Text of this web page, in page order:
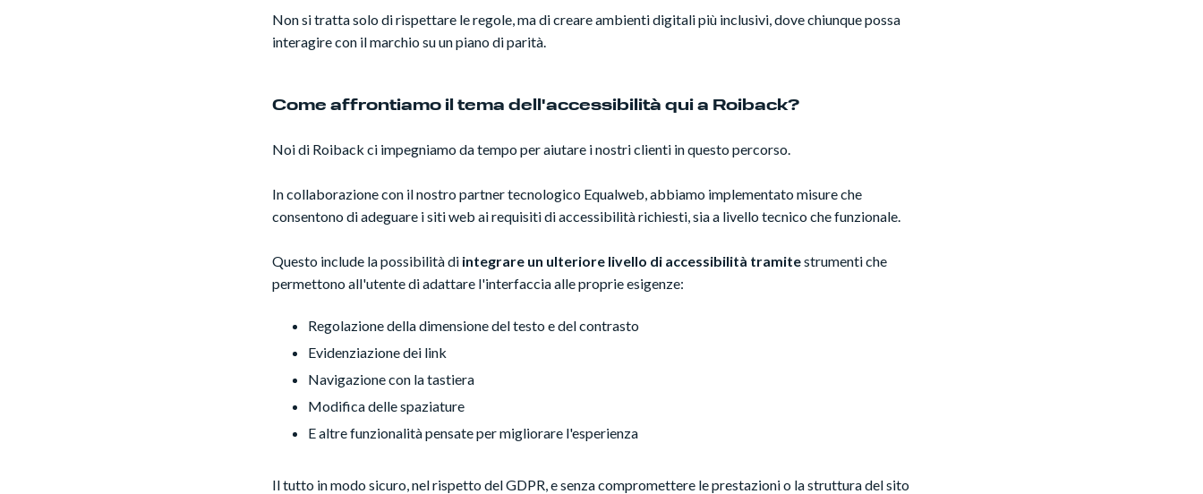
Non si tratta solo di rispettare le regole, ma di creare ambienti digitali più inclusivi, dove chiunque possa
interagire con il marchio su un piano di parità.
Come affrontiamo il tema dell'accessibilità qui a Roiback?
Noi di Roiback ci impegniamo da tempo per aiutare i nostri clienti in questo percorso.
In collaborazione con il nostro partner tecnologico Equalweb, abbiamo implementato misure che
consentono di adeguare i siti web ai requisiti di accessibilità richiesti, sia a livello tecnico che funzionale.
Questo include la possibilità di integrare un ulteriore livello di accessibilità tramitestrumenti che
permettono all'utente di adattare l'interfaccia alle proprie esigenze:
Regolazione della dimensione del testo e del contrasto
Evidenziazione dei link
Navigazione con la tastiera
Modifica delle spaziature
E altre funzionalità pensate per migliorare l'esperienza
Il tutto in modo sicuro, nel rispetto del GDPR, e senza compromettere le prestazioni o la struttura del sito